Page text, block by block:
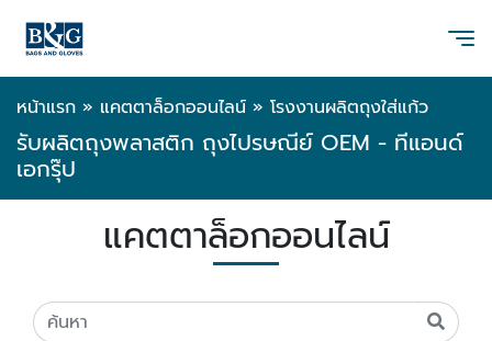
หน้าแรก » แคตตาล็อกออนไลน์ » โรงงานผลิตถุงใส่แก้ว
รับผลิตถุงพลาสติก ถุงไปรษณีย์ OEM - ทีแอนด์
เอกรุ๊ป
แคตตาล็อกออนไลน์